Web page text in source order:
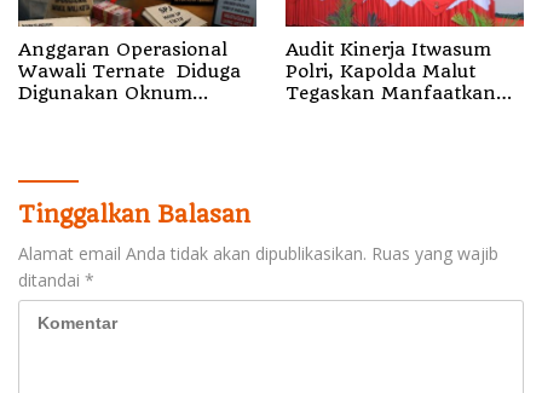
Anggaran Operasional
Wawali Ternate Diduga
Digunakan Oknum
Audit Kinerja Itwasum
Polri, Kapolda Malut
Tegaskan Manfaatkan
Tinggalkan Balasan
Alamat email Anda tidak akan dipublikasikan. Ruas yang wajib
ditandai *